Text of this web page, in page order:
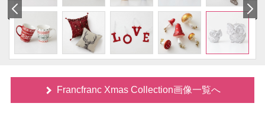
Francfranc Xmas Collection画像一覧へ